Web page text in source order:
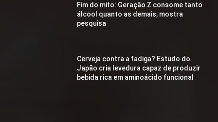
Fim do mito: Geração Z consome tanto
álcool quanto as demais, mostra
pesquisa
Cerveja contra a fadiga? Estudo do
Japão cria levedura capaz de produzir
bebida rica em aminoácido funcional